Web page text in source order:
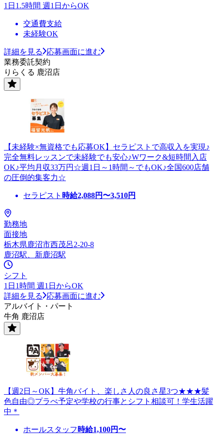
1日1.5時間 週1日からOK
交通費支給
未経験OK
詳細を見る
応募画面に進む
業務委託契約
りらくる 鹿沼店
【未経験×無資格でも応募OK】セラピストで高収入を実現♪
完全無料レッスンで未経験でも安心♪Wワーク&短時間入店
OK♪平均月収33万円☆週1日～1時間～でもOK♪全国600店舗
の圧倒的集客力☆
セラピスト 時給2,088円〜3,510円
勤務地
面接地
栃木県鹿沼市西茂呂2-20-8
鹿沼駅、新鹿沼駅
シフト
1日1時間 週1日からOK
詳細を見る
応募画面に進む
アルバイト・パート
牛角 鹿沼店
【週2日～OK】牛角バイト、楽しさ人の良さ星3つ★★★髪
色自由◎プラぺ予定や学校の行事とシフト相談可！学生活躍
中＊
ホールスタッフ 時給1,100円〜